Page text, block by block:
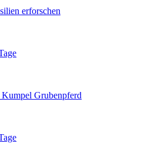
erforschen
Grubenpferd